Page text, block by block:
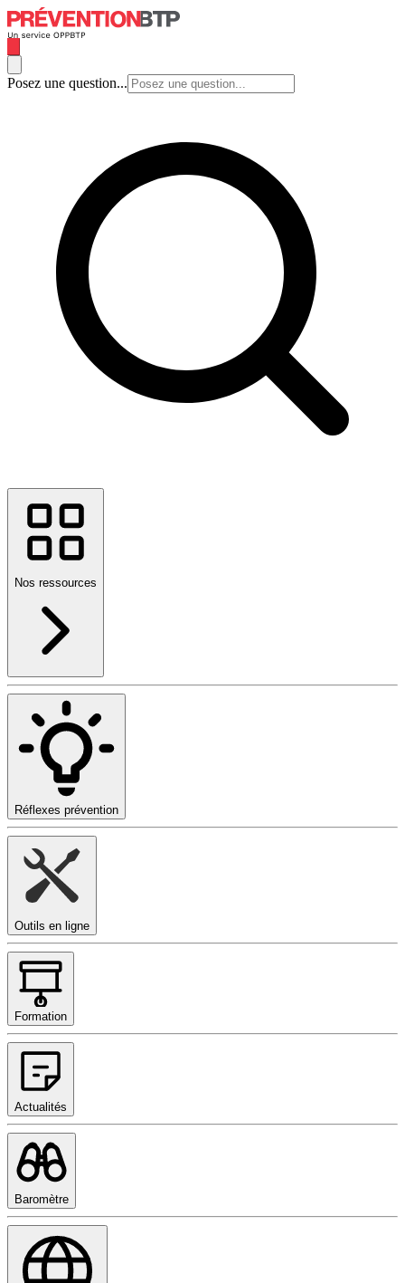
Posez une question...
Nos ressources
Réflexes prévention
Outils en ligne
Formation
Actualités
Baromètre